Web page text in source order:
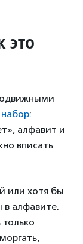
это
:
алфавит и
вписать
или хотя бы
в алфавите.